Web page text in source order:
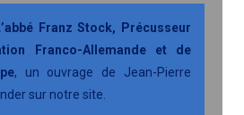
Franz Stock, Précusseur
Franco-Allemande et de
, un ouvrage de Jean-Pierre
sur notre site.